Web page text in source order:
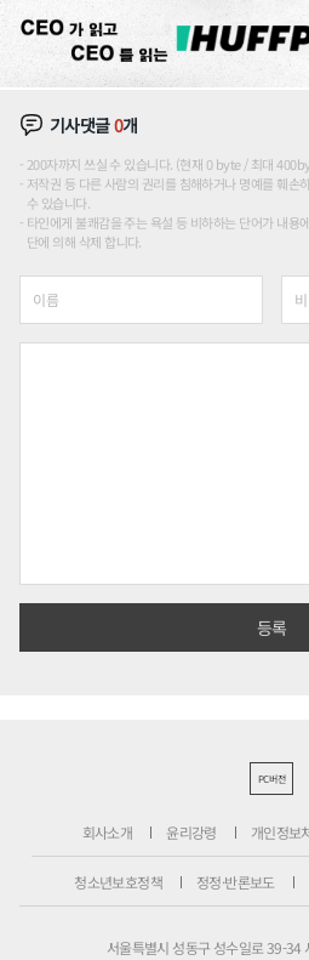
기사댓글0개
200자까지 쓰실 수 있습니다. (현재 0 byte / 최대
저작권 등 다른 사람의 권리를 침해하거나 명예를 훼손
수 있습니다.
타인에게 불쾌감을 주는 욕설 등 비하하는 단어가 내용
단에 의해 삭제 합니다.
PC버전
회사소개 윤리강령 개인정보
청소년보호정책 정정·반론보도
서울특별시 성동구 성수일로 39-34